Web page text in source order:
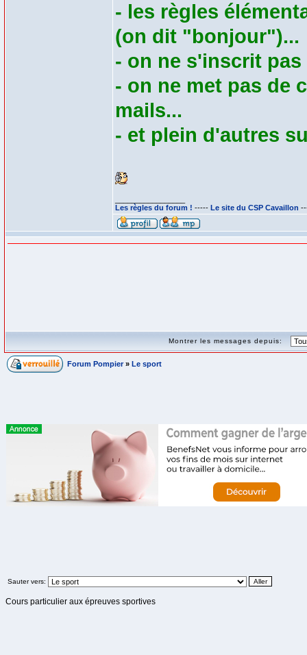
- les règles
(on dit "bonjour")...
- on ne s'inscrit
- on ne met pas de
mails...
- et plein d'autres
Les règles du forum ! ----- Le site du CSP Cavaillon
Montrer les messages depuis:
Forum Pompier » Le sport
Sauter vers:
Cours particulier aux épreuves sportives